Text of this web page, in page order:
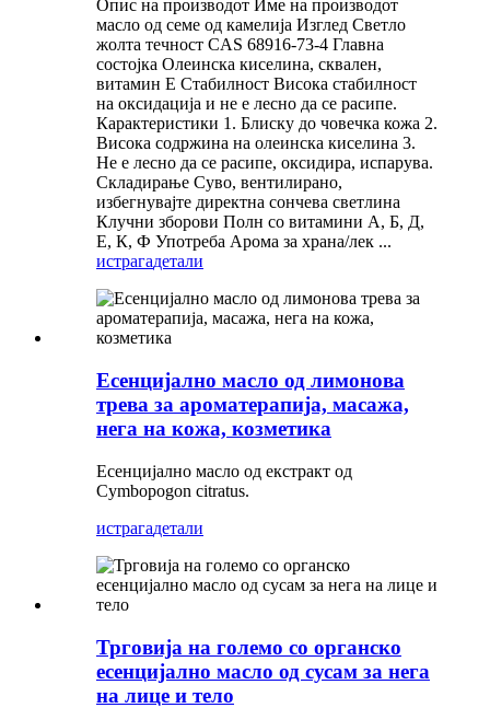
Опис на производот Име на производот
масло од семе од камелија Изглед Светло
жолта течност CAS 68916-73-4 Главна
состојка Олеинска киселина, сквален,
витамин Е Стабилност Висока стабилност
на оксидација и не е лесно да се расипе.
Карактеристики 1. Блиску до човечка кожа 2.
Висока содржина на олеинска киселина 3.
Не е лесно да се расипе, оксидира, испарува.
Складирање Суво, вентилирано,
избегнувајте директна сончева светлина
Клучни зборови Полн со витамини А, Б, Д,
Е, К, Ф Употреба Арома за храна/лек ...
истрагадетали
Есенцијално масло од лимонова
трева за ароматерапија, масажа,
нега на кожа, козметика
Есенцијално масло од екстракт од
Cymbopogon citratus.
истрагадетали
Трговија на големо со органско
есенцијално масло од сусам за нега
на лице и тело